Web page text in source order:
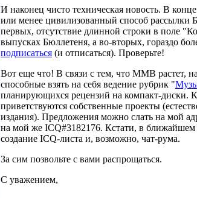
И наконец чисто техническая новость. В
или менее цивилизованный способ рассылки
первых, отсутствие длинной строки в поле
выпусках Бюллетеня, а во-вторых, гораздо
подписаться (и отписаться). Проверьте!
Вот еще что! В связи с тем, что ММВ растет,
способные взять на себя ведение рубрик "
планирующихся рецензий на компакт-диски.
приветствуются собственные проекты
издания). Предложения можно слать на мой
на мой же ICQ#3182176. Кстати, в ближайшем
создание ICQ-листа и, возможно, чат-рума.
За сим позвольте с вами распрощаться.
С уважением,